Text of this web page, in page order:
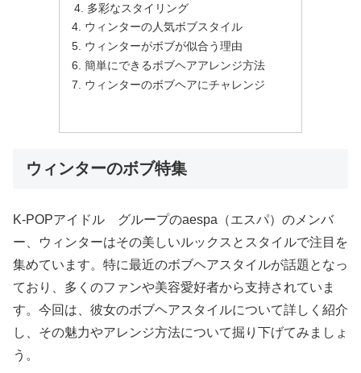
多彩なスタイリング
ウィンターの人気ボブスタイル
ウィンターがボブが似合う理由
簡単にできるボブヘアアレンジ方法
ウィンターのボブヘアにチャレンジ
ウィンターのボブ特集
K-POPアイドル グループのaespa（エスパ）のメンバ
ー、ウィンターはその美しいルックスとスタイルで注目を
集めています。特に最近のボブヘアスタイルが話題となっ
ており、多くのファンや美容愛好者から支持されていま
す。今回は、彼女のボブヘアスタイルについて詳しく紹介
し、その魅力やアレンジ方法について掘り下げてみましょ
う。